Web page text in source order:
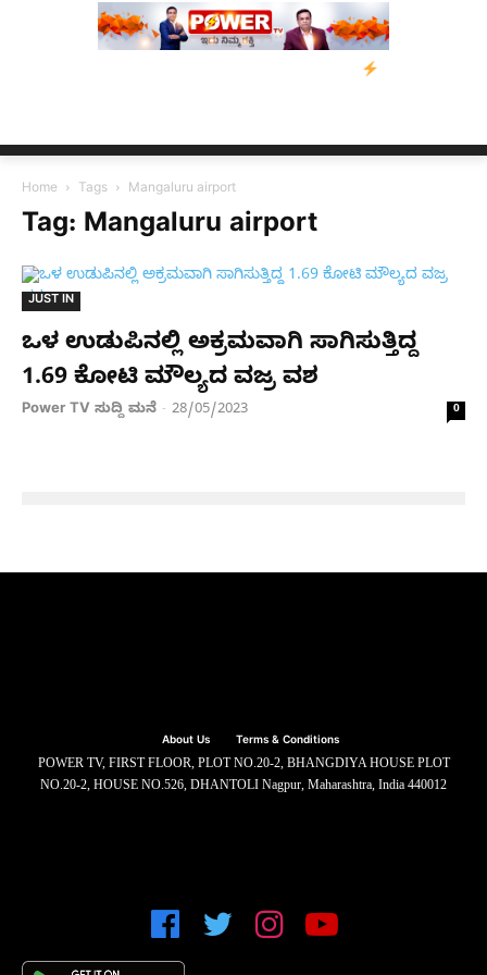
ನ್ಯೂಸ್ ಕಾರ್ಪ್‌ಗೆ
Home Tags Mangaluru airport
Tag: Mangaluru airport
JUST IN
ಒಳ ಉಡುಪಿನಲ್ಲಿ ಅಕ್ರಮವಾಗಿ ಸಾಗಿಸುತ್ತಿದ್ದ
1.69 ಕೋಟಿ ಮೌಲ್ಯದ ವಜ್ರ ವಶ
Power TV ಸುದ್ದಿ ಮನೆ - 28/05/2023 0
About Us Terms & Conditions
POWER TV, FIRST FLOOR, PLOT NO.20-2, BHANGDIYA HOUSE PLOT
NO.20-2, HOUSE NO.526, DHANTOLI Nagpur, Maharashtra, India 440012